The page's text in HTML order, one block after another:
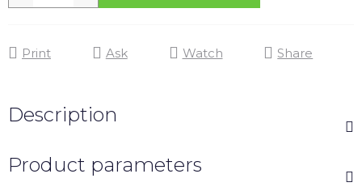
Print Ask Watch Share
Description
Product parameters